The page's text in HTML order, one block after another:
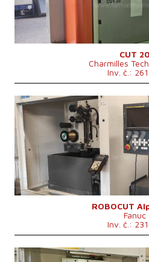
CUT 20
Charmilles
Inv. č.:
Rok výroby:
2000
Pojezd osy X
320 mm
Pojezd osy Y
220 mm
Pojezd osy Z
180 mm
Max. hmotnost obrobku
500 kg
Celkový příkon
13 kVA
Řídící systém
ano
Řídící systém Fanuc
Rozměry d x š x v
3200 x 2200
1200 kg
ROBOCUT
Fanuc
Inv. č.:
Rok výroby:
1998